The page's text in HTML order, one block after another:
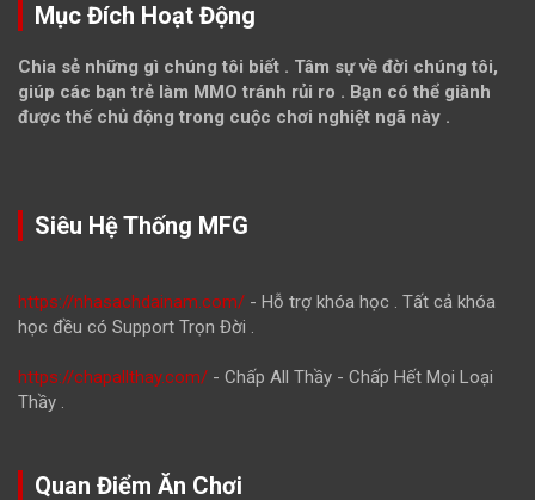
Mục Đích Hoạt Động
Chia sẻ những gì chúng tôi biết . Tâm sự về đời chúng tôi,
giúp các bạn trẻ làm MMO tránh rủi ro . Bạn có thể giành
được thế chủ động trong cuộc chơi nghiệt ngã này .
Siêu Hệ Thống MFG
https://nhasachdainam.com/ - Hỗ trợ khóa học . Tất cả khóa
học đều có Support Trọn Đời .
https://chapallthay.com/ - Chấp All Thầy - Chấp Hết Mọi Loại
Thầy .
Quan Điểm Ăn Chơi